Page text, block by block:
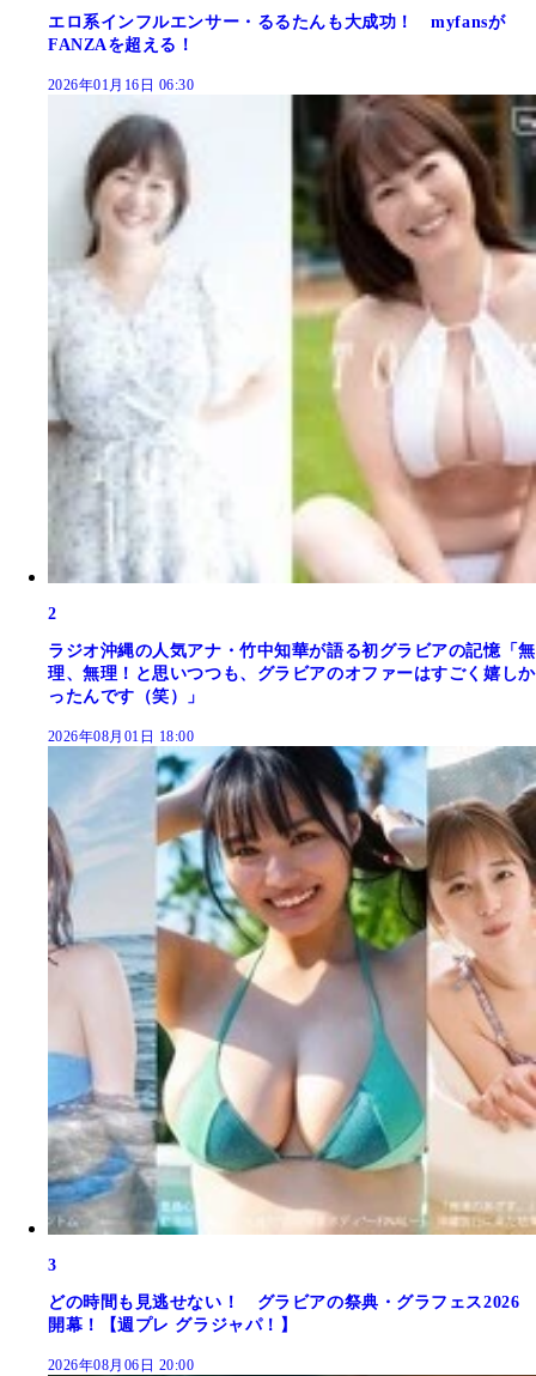
エロ系インフルエンサー・るるたんも大成功！ myfansが
FANZAを超える！
2026年01月16日 06:30
2
ラジオ沖縄の人気アナ・竹中知華が語る初グラビアの記憶「無
理、無理！と思いつつも、グラビアのオファーはすごく嬉しか
ったんです（笑）」
2026年08月01日 18:00
3
どの時間も見逃せない！ グラビアの祭典・グラフェス2026
開幕！【週プレ グラジャパ！】
2026年08月06日 20:00